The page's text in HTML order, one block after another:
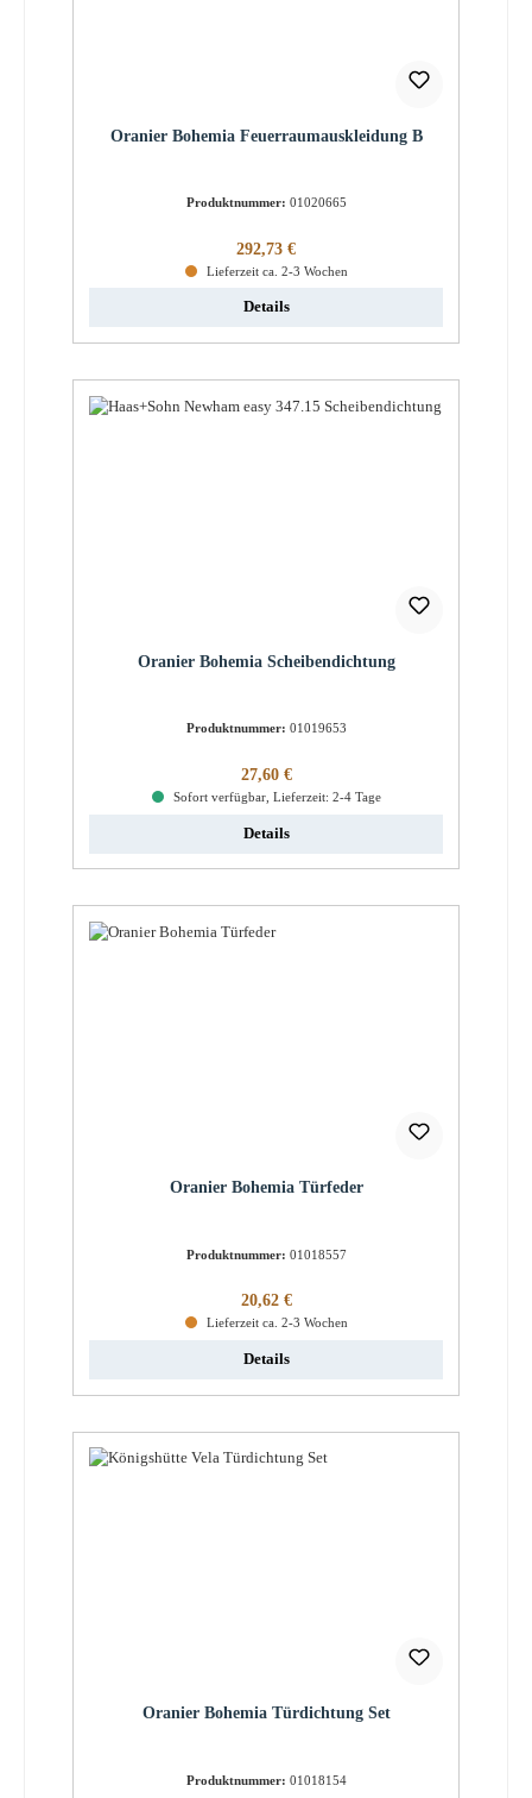
Oranier Bohemia Feuerraumauskleidung B
Produktnummer: 01020665
Regulärer Preis:
292,73 €
Lieferzeit ca. 2-3 Wochen
Details
Oranier Bohemia Scheibendichtung
Produktnummer: 01019653
Regulärer Preis:
27,60 €
Sofort verfügbar, Lieferzeit: 2-4 Tage
Details
Oranier Bohemia Türfeder
Produktnummer: 01018557
Regulärer Preis:
20,62 €
Lieferzeit ca. 2-3 Wochen
Details
Oranier Bohemia Türdichtung Set
Produktnummer: 01018154